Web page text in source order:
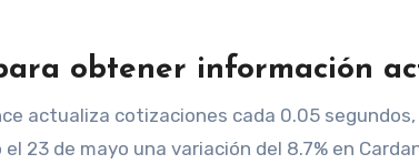
obtener información
actualiza cotizaciones cada 0.05
23 de mayo una variación del 8.7% en